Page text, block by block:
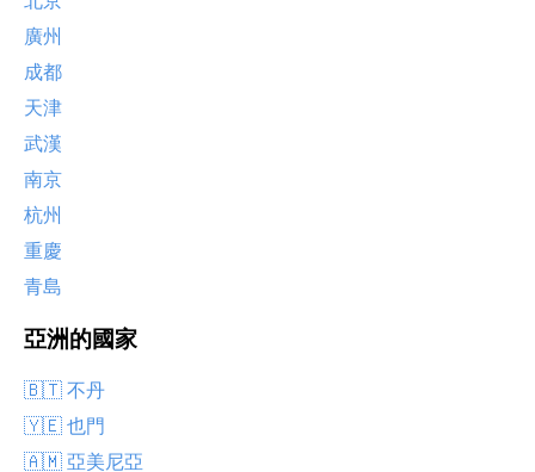
廣州
成都
天津
武漢
南京
杭州
重慶
青島
亞洲的國家
🇧🇹 不丹
🇾🇪 也門
🇦🇲 亞美尼亞